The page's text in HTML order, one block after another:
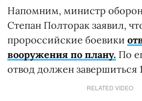
Напомним, министр
Степан Полторак заявил,
пророссийские боевики
вооружения по плану. По
отвод должен завершиться
RELATED VIDEO